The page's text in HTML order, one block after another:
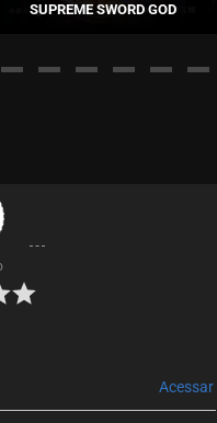
SUPREME SWORD GOD
Acessar